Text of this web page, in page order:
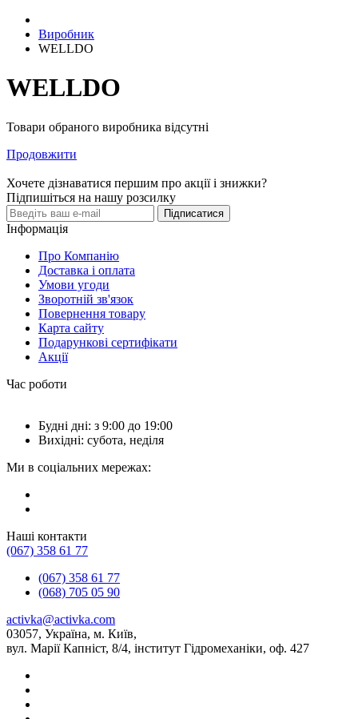
Виробник
WELLDO
WELLDO
Товари обраного виробника відсутні
Продовжити
Хочете дізнаватися першим про акції і знижки?
Підпишіться на нашу розсилку
Підписатися
Інформація
Про Компанію
Доставка і оплата
Умови угоди
Зворотній зв'язок
Повернення товару
Карта сайту
Подарункові сертифікати
Акції
Час роботи
Будні дні: з 9:00 до 19:00
Вихідні: субота, неділя
Ми в соціальних мережах:
Наші контакти
(067) 358 61 77
(067) 358 61 77
(068) 705 05 90
activka@activka.com
03057, Україна, м. Київ,
вул. Марії Капніст, 8/4, інститут Гідромеханіки, оф. 427